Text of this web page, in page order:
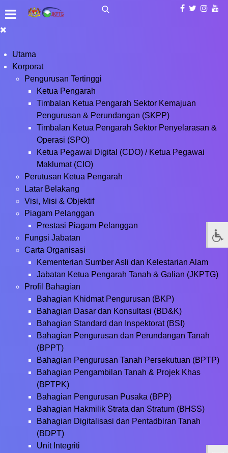
Utama
Korporat
Pengurusan Tertinggi
Ketua Pengarah
Timbalan Ketua Pengarah Sektor Kemajuan
Pengurusan & Perundangan (SKPP)
Timbalan Ketua Pengarah Sektor Penyelarasan &
Operasi (SPO)
Ketua Pegawai Digital (CDO) / Ketua Pegawai
Maklumat (CIO)
Perutusan Ketua Pengarah
Latar Belakang
Visi, Misi & Objektif
Piagam Pelanggan
Prestasi Piagam Pelanggan
Fungsi Jabatan
Carta Organisasi
Kementerian Sumber Asli dan Kelestarian Alam
Jabatan Ketua Pengarah Tanah & Galian (JKPTG)
Profil Bahagian
Bahagian Khidmat Pengurusan (BKP)
Bahagian Dasar dan Konsultasi (BD&K)
Bahagian Standard dan Inspektorat (BSI)
Bahagian Pengurusan dan Perundangan Tanah
(BPPT)
Bahagian Pengurusan Tanah Persekutuan (BPTP)
Bahagian Pengambilan Tanah & Projek Khas
(BPTPK)
Bahagian Pengurusan Pusaka (BPP)
Bahagian Hakmilik Strata dan Stratum (BHSS)
Bahagian Digitalisasi dan Pentadbiran Tanah
(BDPT)
Unit Integriti